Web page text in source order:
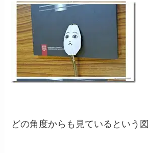
どの角度からも見ているという図